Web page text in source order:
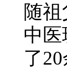
随
中
了20